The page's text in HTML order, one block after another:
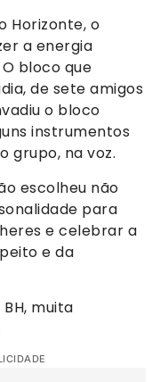
Horizonte, o
a energia
bloco que
de sete amigos
o bloco
instrumentos
grupo, na voz.
escolheu não
para
e celebrar a
e da
muita